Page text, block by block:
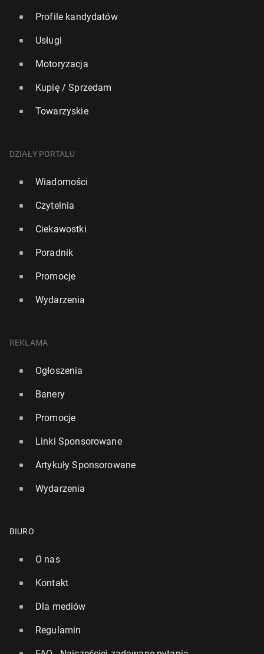
Profile kandydatów
Usługi
Motoryzacja
Kupię / Sprzedam
Towarzyskie
DZIAŁY PORTALU
Wiadomości
Czytelnia
Ciekawostki
Poradnik
Promocje
Wydarzenia
REKLAMA
Ogłoszenia
Banery
Promocje
Linki Sponsorowane
Artykuły Sponsorowane
Wydarzenia
BIURO
O nas
Kontakt
Dla mediów
Regulamin